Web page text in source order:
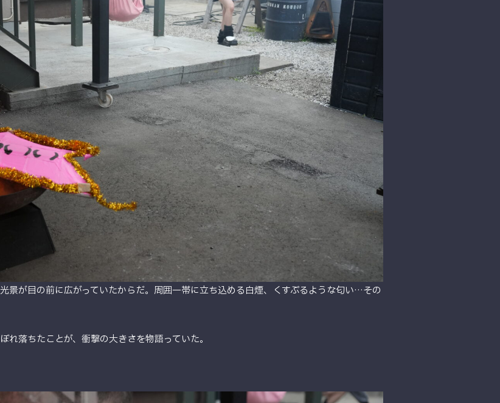
景が目の前に広がっていたからだ。周囲一帯に立ち込める白煙、くすぶるような匂い…その
落ちたことが、衝撃の大きさを物語っていた。